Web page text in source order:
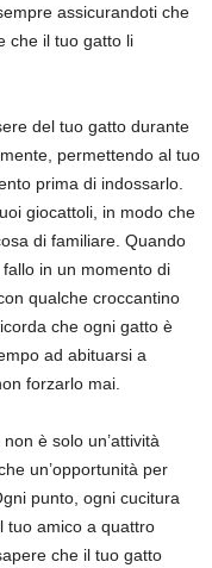
assicurandoti che
che il tuo gatto li
del tuo gatto durante
permettendo al tuo
prima di indossarlo.
giocattoli, in modo che
di familiare. Quando
in un momento di
qualche croccantino
che ogni gatto è
ad abituarsi a
forzarlo mai.
è solo un’attività
un’opportunità per
punto, ogni cucitura
tuo amico a quattro
che il tuo gatto